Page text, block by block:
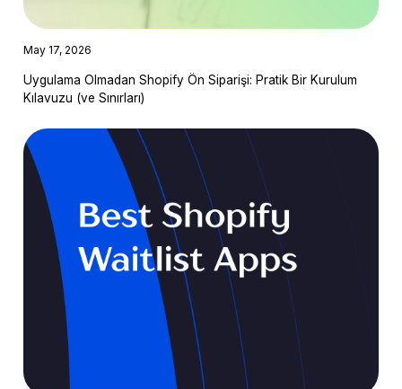
May 17, 2026
Uygulama Olmadan Shopify Ön Siparişi: Pratik Bir Kurulum
Kılavuzu (ve Sınırları)